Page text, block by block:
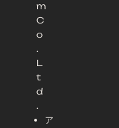
m
C
o
.
L
t
d
.
ア